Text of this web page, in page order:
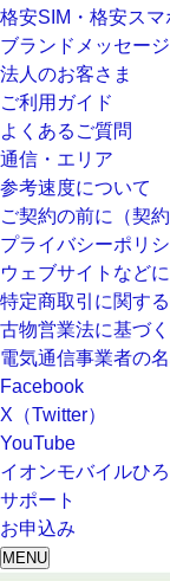
格安SIM・格安ス
ブランドメッセー
法人のお客さま
ご利用ガイド
よくあるご質問
通信・エリア
参考速度について
ご契約の前に（契
プライバシーポリ
ウェブサイトなど
特定商取引に関す
古物営業法に基づ
電気通信事業者の
Facebook
X（Twitter）
YouTube
イオンモバイルひ
サポート
お申込み
MENU